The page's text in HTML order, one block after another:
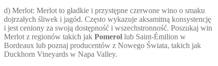
d) Merlot: Merlot to gładkie i przystępne czerwone wino o smaku
dojrzałych śliwek i jagód. Często wykazuje aksamitną konsystencję
i jest ceniony za swoją dostępność i wszechstronność. Poszukaj win
Merlot z regionów takich jak Pomerol lub Saint-Émilion w
Bordeaux lub poznaj producentów z Nowego Świata, takich jak
Duckhorn Vineyards w Napa Valley.